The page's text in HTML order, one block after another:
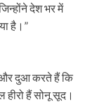
देश भर में
है।”
और दुआ करते हैं कि
हीरो हैं सोनू सूद।